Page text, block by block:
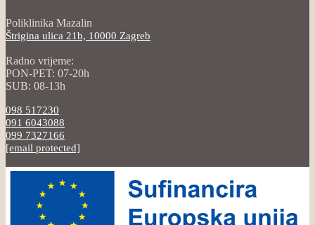
Poliklinika Mazalin
Štrigina ulica 21b, 10000 Zagreb
Radno vrijeme:
PON-PET: 07-20h
SUB: 08-13h
098 517230
091 6043088
099 7327166
[email protected]